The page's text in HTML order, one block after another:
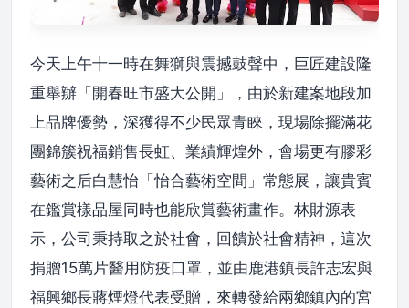
今天上午十一時在舞獅與震撼鼓聲中，巨匠建設隆
重舉辦「開春旺市盛大公開」，由於新建案地段加
上品牌優勢，深獲得不少民眾青睞，現場除擺滿花
團錦簇祝福銷售長虹、業績輝煌外，會場更有膠彩
藝術之后白慧怡「怡合藝術空間」常態展，讓貴賓
在鑑賞樣品屋同時也能欣賞藝術畫作。林財源表
示，公司秉持取之於社會，回饋於社會精神，這次
捐贈15萬片醫用防疫口罩，並由鹿港鎮長許志宏與
福興鄉長蔣煙燈代表受贈，來轉發給兩鄉鎮內的宮